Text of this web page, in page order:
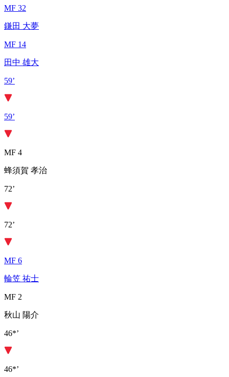
MF 32
鎌田 大夢
MF 14
田中 雄大
59’
59’
MF 4
蜂須賀 孝治
72’
72’
MF 6
輪笠 祐士
MF 2
秋山 陽介
46*’
46*’